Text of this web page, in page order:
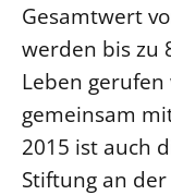
Gesamtwert
werden bis zu
Leben
gemeinsam
2015 ist auch
Stiftung an